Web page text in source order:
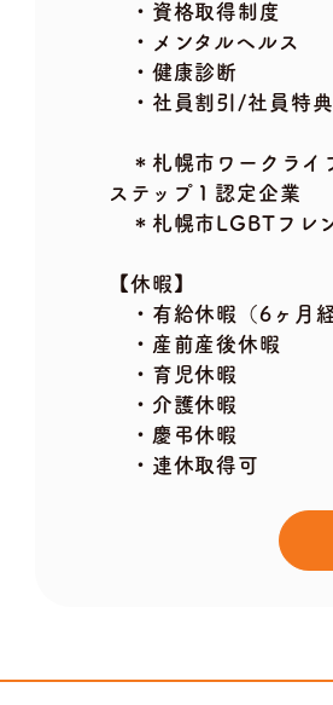
・資格取得制度
・メンタルヘルス
・健康診断
・社員割引/社員特典
＊札幌市ワークライ
ステップ１認定企業
＊札幌市LGBTフレ
【休暇】
・有給休暇（6ヶ月
・産前産後休暇
・育児休暇
・介護休暇
・慶弔休暇
・連休取得可